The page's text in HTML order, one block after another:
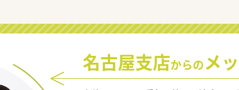
名古屋支店からのメ